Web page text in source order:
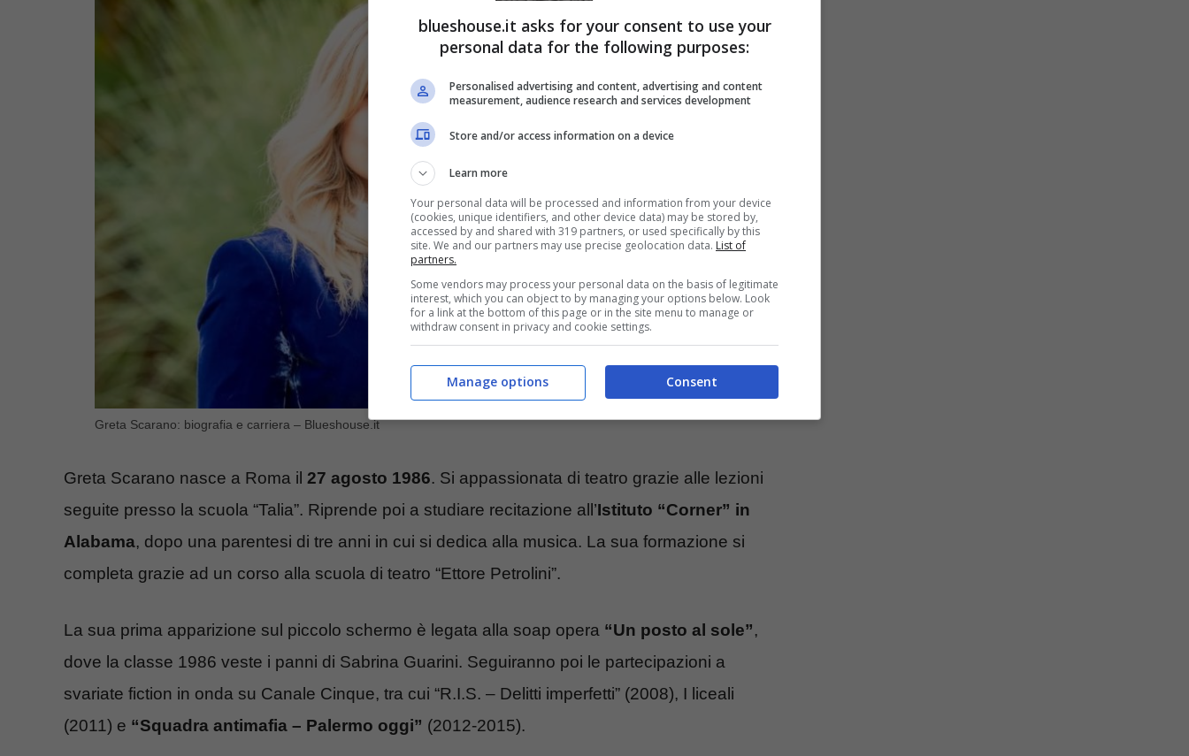
Greta Scarano: biografia e carriera – Blueshouse.it
Greta Scarano nasce a Roma il 27 agosto 1986. Si appassionata di teatro grazie alle lezioni
seguite presso la scuola “Talia”. Riprende poi a studiare recitazione all’Istituto “Corner” in
Alabama, dopo una parentesi di tre anni in cui si dedica alla musica. La sua formazione si
completa grazie ad un corso alla scuola di teatro “Ettore Petrolini”.
La sua prima apparizione sul piccolo schermo è legata alla soap opera “Un posto al sole”,
dove la classe 1986 veste i panni di Sabrina Guarini. Seguiranno poi le partecipazioni a
svariate fiction in onda su Canale Cinque, tra cui “R.I.S. – Delitti imperfetti” (2008), I liceali
(2011) e “Squadra antimafia – Palermo oggi” (2012-2015).
blueshouse.it asks for your consent to use your
personal data for the following purposes:
Personalised advertising and content, advertising and content
measurement, audience research and services development
Store and/or access information on a device
Learn more
Your personal data will be processed and information from your device
(cookies, unique identifiers, and other device data) may be stored by,
accessed by and shared with 319 partners, or used specifically by this
site. We and our partners may use precise geolocation data. List of
partners.
Some vendors may process your personal data on the basis of legitimate
interest, which you can object to by managing your options below. Look
for a link at the bottom of this page or in the site menu to manage or
withdraw consent in privacy and cookie settings.
Consent
Manage options